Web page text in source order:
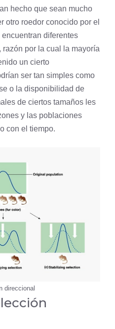
hecho que sean mucho
otro roedor conocido por el
diferentes
por la cual la mayoría
un cierto
ser tan simples como
o la disponibilidad de
de ciertos tamaños les
y las poblaciones
con el tiempo.
direccional